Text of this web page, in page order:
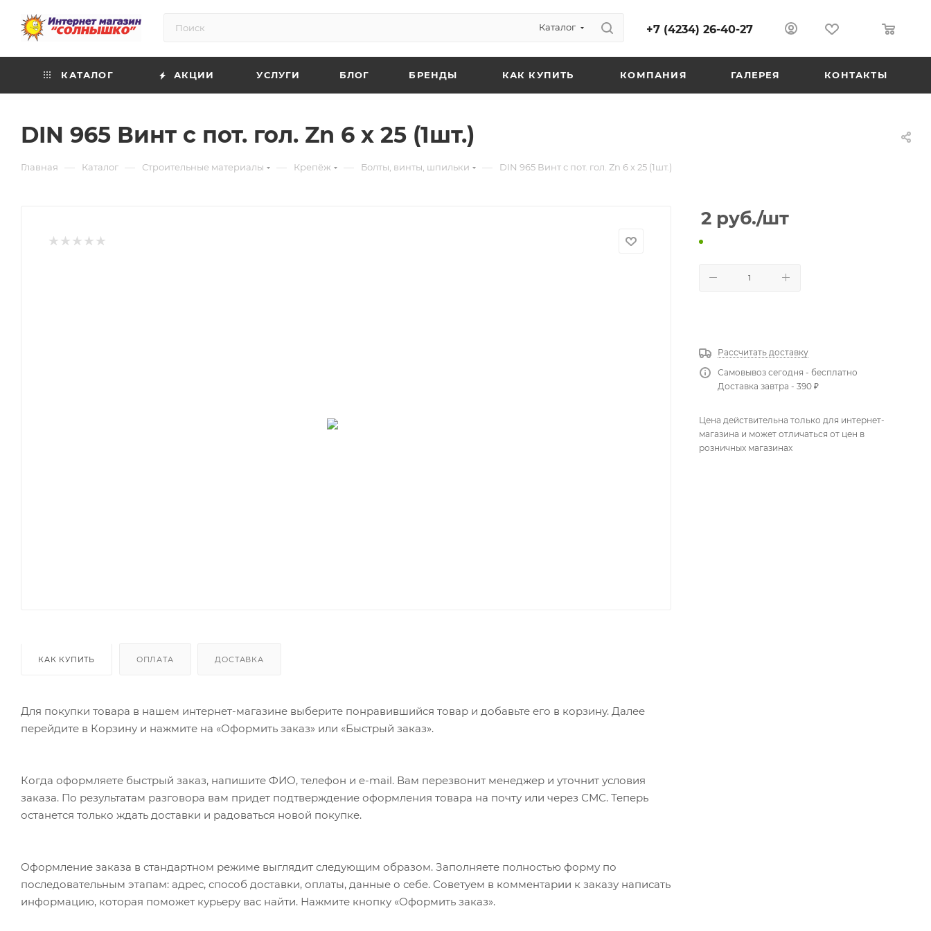
Каталог +7 (4234) 26-40-27
КАТАЛОГ АКЦИИ УСЛУГИ БЛОГ БРЕНДЫ КАК КУПИТЬ КОМПАНИЯ ГАЛЕРЕЯ КОНТАКТЫ
DIN 965 Винт с пот. гол. Zn 6 х 25 (1шт.)
Главная — Каталог — Строительные материалы — Крепёж — Болты, винты, шпильки — DIN 965 Винт с пот. гол. Zn 6 х 25 (1шт.)
КАК КУПИТЬ ОПЛАТА ДОСТАВКА
Для покупки товара в нашем интернет-магазине выберите понравившийся товар и добавьте его в корзину. Далее
перейдите в Корзину и нажмите на «Оформить заказ» или «Быстрый заказ».
Когда оформляете быстрый заказ, напишите ФИО, телефон и e-mail. Вам перезвонит менеджер и уточнит условия
заказа. По результатам разговора вам придет подтверждение оформления товара на почту или через СМС. Теперь
останется только ждать доставки и радоваться новой покупке.
Оформление заказа в стандартном режиме выглядит следующим образом. Заполняете полностью форму по
последовательным этапам: адрес, способ доставки, оплаты, данные о себе. Советуем в комментарии к заказу написать
информацию, которая поможет курьеру вас найти. Нажмите кнопку «Оформить заказ».
2 руб./шт
Рассчитать доставку
Самовывоз сегодня - бесплатно
Доставка завтра - 390 ₽
Цена действительна только для интернет-
магазина и может отличаться от цен в
розничных магазинах